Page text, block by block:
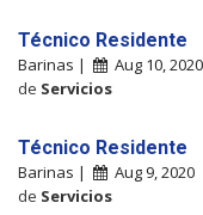
Técnico Residente
Barinas | Aug 10, 2020
de Servicios
Técnico Residente
Barinas | Aug 9, 2020
de Servicios